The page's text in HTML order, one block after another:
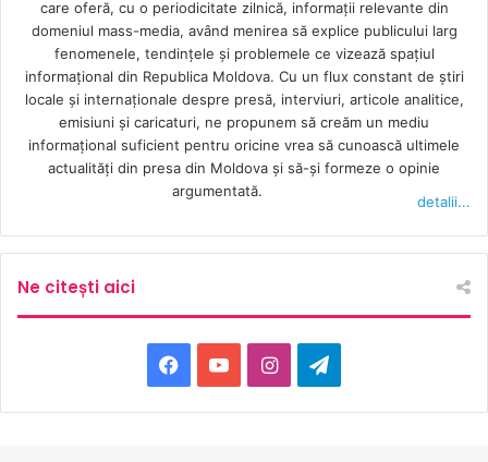
care oferă, cu o periodicitate zilnică, informații relevante din
domeniul mass-media, având menirea să explice publicului larg
fenomenele, tendințele și problemele ce vizează spațiul
informațional din Republica Moldova. Cu un flux constant de ştiri
locale şi internaţionale despre presă, interviuri, articole analitice,
emisiuni și caricaturi, ne propunem să creăm un mediu
informaţional suficient pentru oricine vrea să cunoască ultimele
actualităţi din presa din Moldova şi să-şi formeze o opinie
argumentată.
detalii...
Ne citești aici
Facebook
YouTubeInstagramTelegram